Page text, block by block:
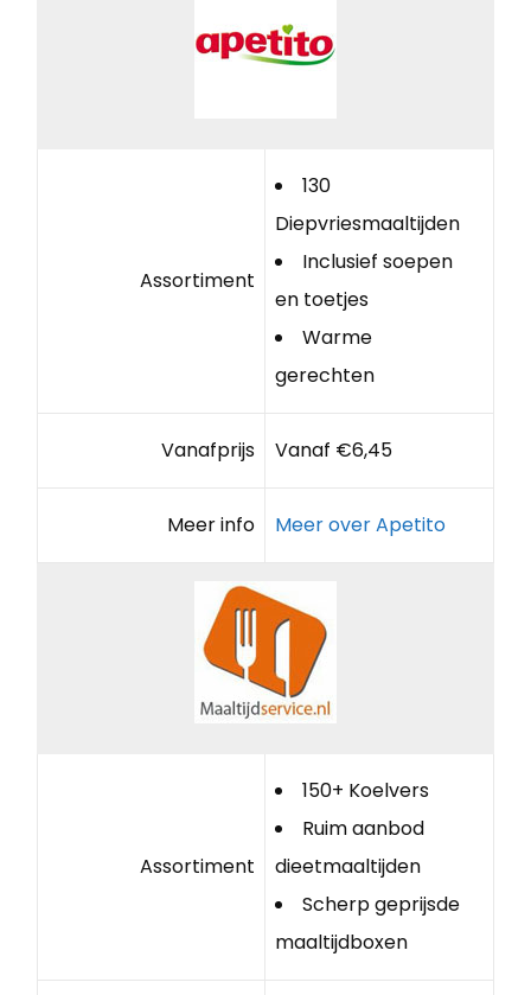
Assortiment
130
Diepvriesmaaltijden
Inclusief soepen
en toetjes
Warme
gerechten
Vanafprijs Vanaf €6,45
Meer info Meer over Apetito
Assortiment
150+ Koelvers
Ruim aanbod
dieetmaaltijden
Scherp geprijsde
maaltijdboxen